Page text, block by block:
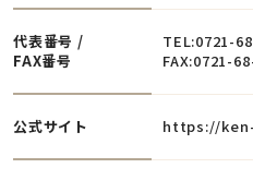
代表番号 /
FAX番号
TEL:0721-
FAX:0721-
公式サイト https://